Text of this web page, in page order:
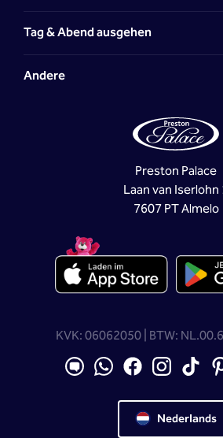
Tag & Abend ausgehen
Andere
Preston Palace
Laan van Iserlohn
7607 PT Almelo
KVK: 06062050 | BTW:
Nederlands